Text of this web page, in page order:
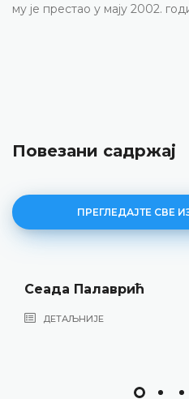
му је престао у мају 2002.
Повезани садржај
ПРЕГЛЕДАЈТЕ СВЕ
Сеада Палаврић
ДЕТАЉНИЈЕ